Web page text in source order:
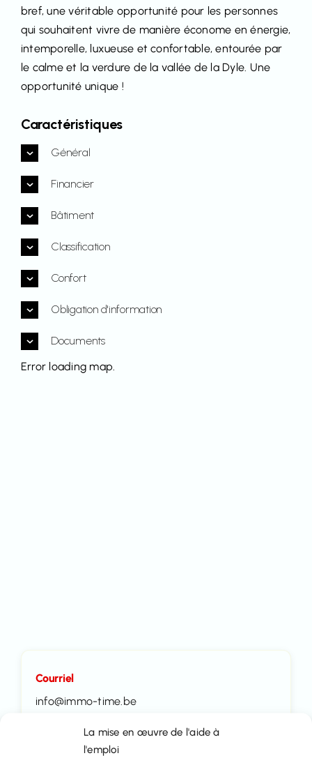
La mise en œuvre de l'aide à
l'emploi
bref, une véritable opportunité pour les personnes
qui souhaitent vivre de manière économe en énergie,
intemporelle, luxueuse et confortable, entourée par
le calme et la verdure de la vallée de la Dyle. Une
opportunité unique !
Caractéristiques
Général
Financier
Bâtiment
Classification
Confort
Obligation d'information
Documents
Courriel
info@immo-time.be
Error loading map.